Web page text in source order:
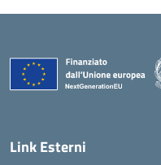
Link Esterni